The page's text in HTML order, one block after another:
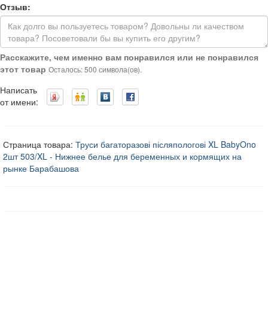
Отзыв:
Расскажите, чем именно вам понравился или не понравился
этот товар Осталось: 500 символа(ов).
Написать
от имени:
Страница товара: Труси багаторазові післяпологові XL BabyOno
2шт 503/XL - Нижнее белье для беременных и кормящих на
рынке Барабашова